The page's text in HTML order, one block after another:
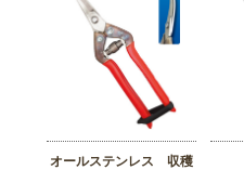
オールステンレス 収穫